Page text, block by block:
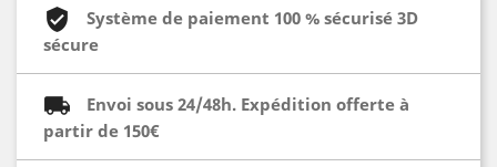
Système de paiement 100 % sécurisé 3D
sécure
Envoi sous 24/48h. Expédition offerte à
partir de 150€